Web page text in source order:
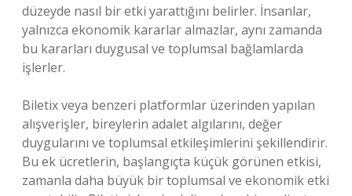
düzeyde nasıl bir etki yarattığını belirler. İnsanlar,
yalnızca ekonomik kararlar almazlar, aynı zamanda
bu kararları duygusal ve toplumsal bağlamlarda
işlerler.
Biletix veya benzeri platformlar üzerinden yapılan
alışverişler, bireylerin adalet algılarını, değer
duygularını ve toplumsal etkileşimlerini şekillendirir.
Bu ek ücretlerin, başlangıçta küçük görünen etkisi,
zamanla daha büyük bir toplumsal ve ekonomik etki